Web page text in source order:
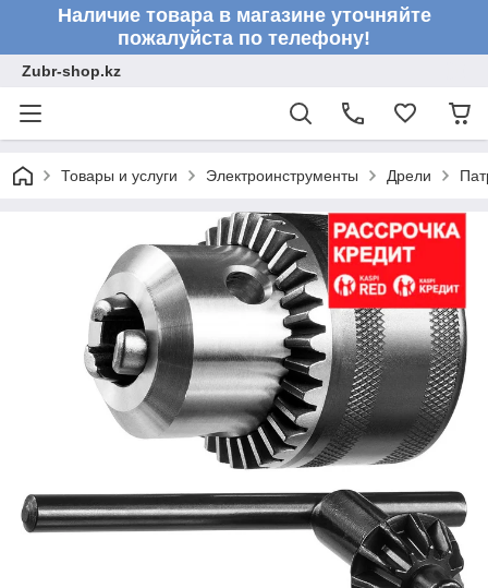
Наличие товара в магазине уточняйте
пожалуйста по телефону!
Zubr-shop.kz
Товары и услуги Электроинструменты Дрели